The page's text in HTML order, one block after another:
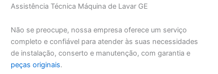
Assistência Técnica Máquina de Lavar GE
Não se preocupe, nossa empresa oferece um serviço
completo e confiável para atender às suas necessidades
de instalação, conserto e manutenção, com garantia e
peças originais.